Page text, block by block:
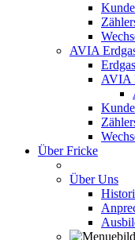
AVIA
AVIA
Über Fricke
Über Uns